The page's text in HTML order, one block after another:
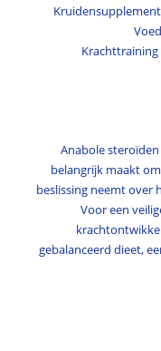
Krachttraining
Anabole
belangrijk maakt
beslissing neemt over
Voor een
gebalanceerd dieet,